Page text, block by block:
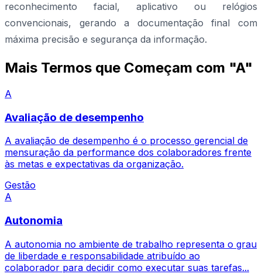
reconhecimento facial, aplicativo ou relógios
convencionais, gerando a documentação final com
máxima precisão e segurança da informação.
Mais Termos que Começam com "A"
A
Avaliação de desempenho
A avaliação de desempenho é o processo gerencial de
mensuração da performance dos colaboradores frente
às metas e expectativas da organização.
Gestão
A
Autonomia
A autonomia no ambiente de trabalho representa o grau
de liberdade e responsabilidade atribuído ao
colaborador para decidir como executar suas tarefas...